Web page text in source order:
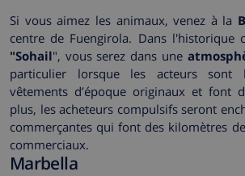
Si vous aimez les animaux, venez à la
centre de Fuengirola. Dans l'historique
"Sohail", vous serez dans une
particulier lorsque les acteurs sont
vêtements d’époque originaux et font
plus, les acheteurs compulsifs seront
commerçantes qui font des kilomètres
commerciaux.
Marbella